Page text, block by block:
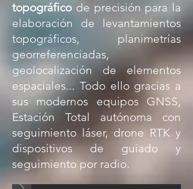
topográfico de precisión para la
elaboración de levantamientos
topográficos, planimetrías
georreferenciadas,
geolocalización de elementos
espaciales... Todo ello gracias a
sus modernos equipos GNSS,
Estación Total autónoma con
seguimiento láser, drone RTK y
dispositivos de guiado y
seguimiento por radio.